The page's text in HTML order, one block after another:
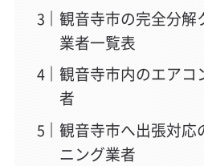
観音寺市の完全分解
業者一覧表
観音寺市内のエアコ
者
観音寺市へ出張対応
ニング業者